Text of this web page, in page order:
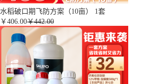
水稻破口期飞防方案（10亩） 1套
￥ 406.00￥442.00